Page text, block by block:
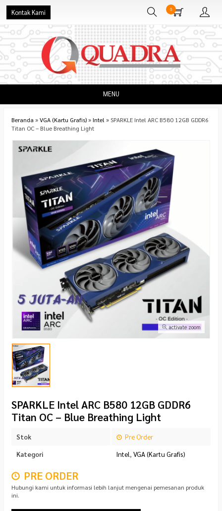
Kontak Kami 0
MENU
Beranda »VGA (Kartu Grafis)»Intel » SPARKLE Intel ARC B580 12GB GDDR6
Titan OC – Blue Breathing Light
activate zoom
SPARKLE Intel ARC B580 12GB GDDR6
Titan OC – Blue Breathing Light
Stok Pre Order
Kategori Intel, VGA (Kartu Grafis)
PRE ORDER
Hubungi kami untuk informasi lebih lanjut mengenai pemesanan produk
ini.